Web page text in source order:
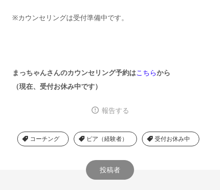
※カウンセリングは受付準備中です。
まっちゃんさんのカウンセリング予約はこちらから
（現在、受付お休み中です）
報告する
コーチング ピア（経験者） 受付お休み中
投稿者